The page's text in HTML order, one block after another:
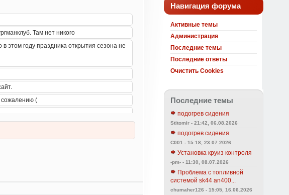
Навигация форума
Активные темы
Администрация
Последние темы
Последние ответы
Очистить Cookies
Последние темы
подогрев сидения
Stitomir - 21:42, 06.08.2026
подогрев сидения
C001 - 15:18, 23.07.2026
Установка круиз контроля
-pm- - 11:30, 08.07.2026
Проблема с топливной
системой sk44 an400...
chumaher126 - 15:05, 16.06.2026